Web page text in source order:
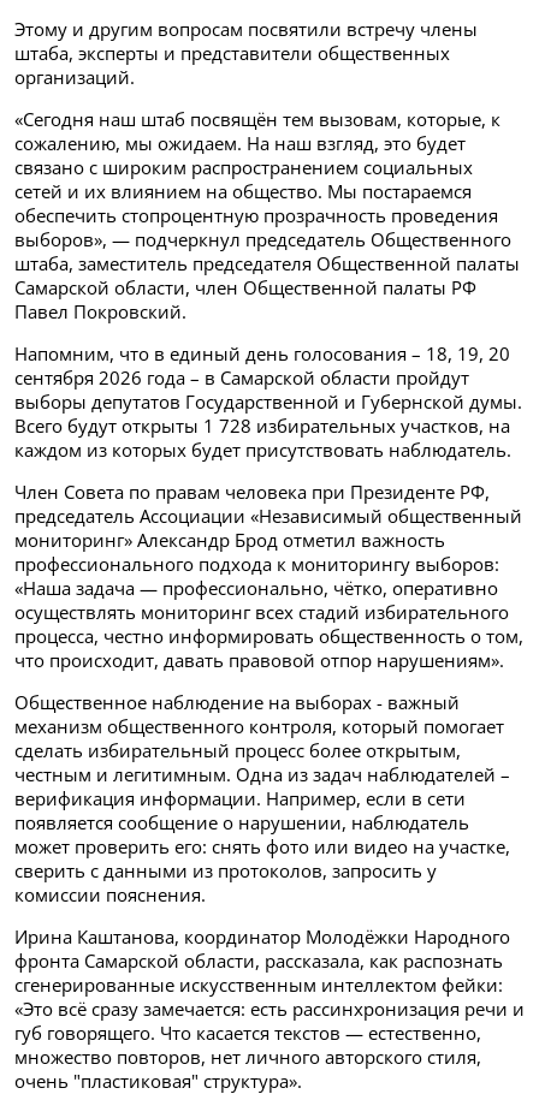
Этому и другим вопросам посвятили встречу члены
штаба, эксперты и представители общественных
организаций.
«Сегодня наш штаб посвящён тем вызовам, которые, к
сожалению, мы ожидаем. На наш взгляд, это будет
связано с широким распространением социальных
сетей и их влиянием на общество. Мы постараемся
обеспечить стопроцентную прозрачность проведения
выборов», — подчеркнул председатель Общественного
штаба, заместитель председателя Общественной палаты
Самарской области, член Общественной палаты РФ
Павел Покровский.
Напомним, что в единый день голосования – 18, 19, 20
сентября 2026 года – в Самарской области пройдут
выборы депутатов Государственной и Губернской думы.
Всего будут открыты 1 728 избирательных участков, на
каждом из которых будет присутствовать наблюдатель.
Член Совета по правам человека при Президенте РФ,
председатель Ассоциации «Независимый общественный
мониторинг» Александр Брод отметил важность
профессионального подхода к мониторингу выборов:
«Наша задача — профессионально, чётко, оперативно
осуществлять мониторинг всех стадий избирательного
процесса, честно информировать общественность о том,
что происходит, давать правовой отпор нарушениям».
Общественное наблюдение на выборах - важный
механизм общественного контроля, который помогает
сделать избирательный процесс более открытым,
честным и легитимным. Одна из задач наблюдателей –
верификация информации. Например, если в сети
появляется сообщение о нарушении, наблюдатель
может проверить его: снять фото или видео на участке,
сверить с данными из протоколов, запросить у
комиссии пояснения.
Ирина Каштанова, координатор Молодёжки Народного
фронта Самарской области, рассказала, как распознать
сгенерированные искусственным интеллектом фейки:
«Это всё сразу замечается: есть рассинхронизация речи и
губ говорящего. Что касается текстов — естественно,
множество повторов, нет личного авторского стиля,
очень "пластиковая" структура».